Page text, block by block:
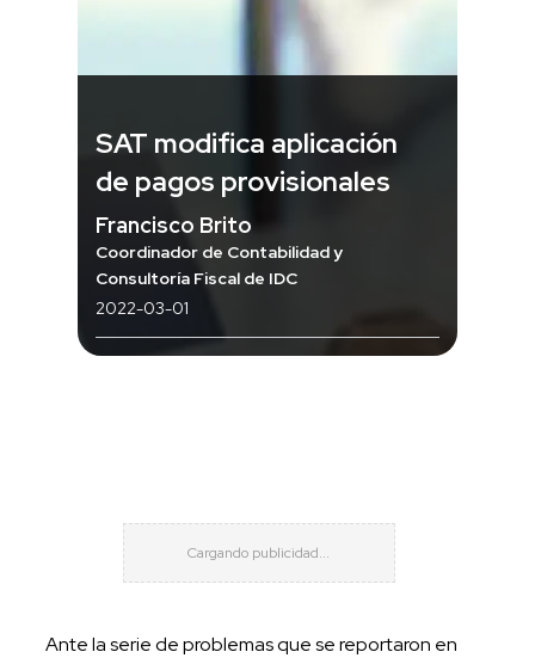
SAT modifica aplicación
de pagos provisionales
Francisco Brito
Coordinador de Contabilidad y
Consultoría Fiscal de IDC
2022-03-01
Ante la serie de problemas que se reportaron en